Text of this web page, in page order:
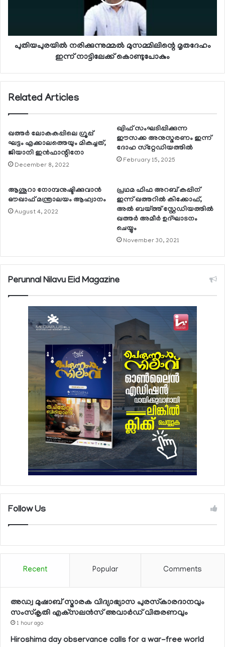
പുതിയപുരയില്‍ നരിക്കുന്നുമ്മല്‍ മുസമ്മിലിന്റെ മൃതദേഹം
ഇന്ന് നാട്ടിലേക്ക് കൊണ്ടുപോകും
Related Articles
ഖത്തര്‍ ലോകകപ്പിലെ ഗ്രൂപ്പ്
ഘട്ടം എക്കാലത്തെയും മികച്ചത്,
ജിയാനി ഇന്‍ഫാന്റിനോ
December 8, 2022
ഖ്വിഫ് സംഘടിപ്പിക്കുന്ന
ഈസക്ക അനുസ്മരണം ഇന്ന്
ദോഹ സ്‌റ്റേഡിയത്തില്‍
February 15, 2025
ആശൂറാ നോമ്പനുഷ്ടിക്കുവാന്‍
ഔഖാഫ് മന്ത്രാലയം ആഹ്വാനം
August 4, 2022
പ്രഥമ ഫിഫ അറബ് കപ്പിന്
ഇന്ന് ഖത്തറില്‍ കിക്കോഫ്,
അല്‍ ബയ്ത്ത് സ്റ്റേഡിയത്തില്‍
ഖത്തര്‍ അമീര്‍ ഉദ്ഘാടനം
ചെയ്യും
November 30, 2021
Perunnal Nilavu Eid Magazine
Follow Us
Recent Popular Comments
അഡ്വ മുഷാബ് സ്മാരക വിദ്യാഭ്യാസ പുരസ്‌കാരദാനവും
സംസ്‌കൃതി എക്‌സലന്‍സ് അവാര്‍ഡ് വിതരണവും
1 hour ago
Hiroshima day observance calls for a war-free world